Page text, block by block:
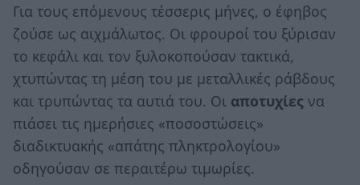
Για τους επόμενους τέσσερις μήνες, ο έφηβος
ζούσε ως αιχμάλωτος. Οι φρουροί του ξύρισαν
το κεφάλι και τον ξυλοκοπούσαν τακτικά,
χτυπώντας τη μέση του με μεταλλικές ράβδους
και τρυπώντας τα αυτιά του. Οι αποτυχίες να
πιάσει τις ημερήσιες «ποσοστώσεις»
διαδικτυακής «απάτης πληκτρολογίου»
οδηγούσαν σε περαιτέρω τιμωρίες.